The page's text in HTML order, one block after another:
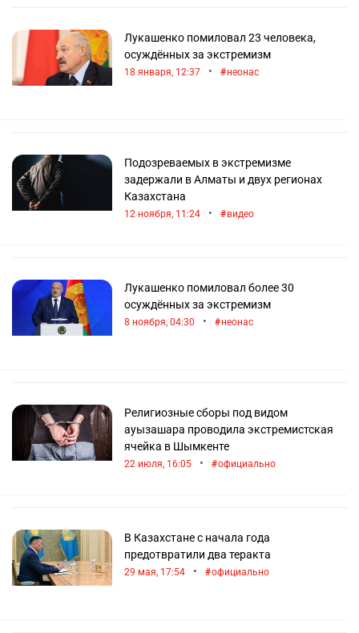
Лукашенко помиловал 23 человека,
осуждённых за экстремизм
18 января, 12:37 • неонас
Подозреваемых в экстремизме
задержали в Алматы и двух регионах
Казахстана
12 ноября, 11:24 • видео
Лукашенко помиловал более 30
осуждённых за экстремизм
8 ноября, 04:30 • неонас
Религиозные сборы под видом
ауызашара проводила экстремистская
ячейка в Шымкенте
22 июля, 16:05 • официально
В Казахстане с начала года
предотвратили два теракта
29 мая, 17:54 • официально